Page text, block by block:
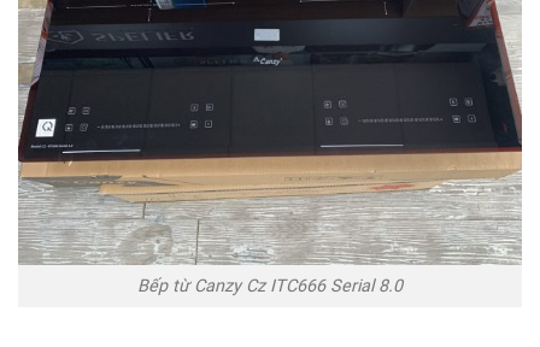
Bếp từ Canzy Cz ITC666 Serial 8.0